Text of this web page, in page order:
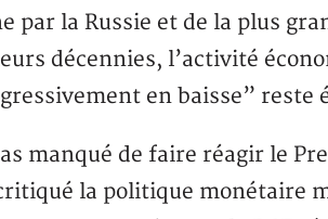
par la Russie et de la plus
décennies, l’activité
en baisse” reste
manqué de faire réagir le
la politique monétaire